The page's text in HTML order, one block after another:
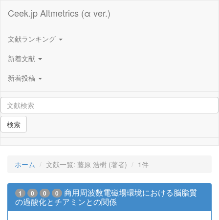
Ceek.jp Altmetrics (α ver.)
文献ランキング
新着文献
新着投稿
検索
ホーム 文献一覧: 藤原 浩樹 (著者) 1件
1 0 0 0
商用周波数電磁場環境における脳脂質
の過酸化とチアミンとの関係